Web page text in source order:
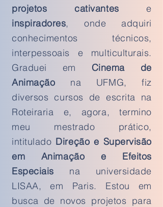
projetos cativantese
inspiradores, onde adquiri
conhecimentos técnicos,
interpessoais e multiculturais.
Graduei em Cinema de
Animação na UFMG, fiz
diversos cursos de escrita na
Roteiraria e, agora, termino
meu mestrado prático,
intitulado Direção e Supervisão
em Animação e Efeitos
Especiais na universidade
LISAA, em Paris. Estou em
busca de novos projetos para